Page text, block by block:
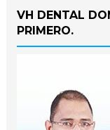
VH DENTAL
PRIMERO.